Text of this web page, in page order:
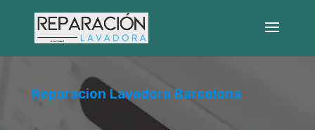
Reparacion Lavadora Barcelona